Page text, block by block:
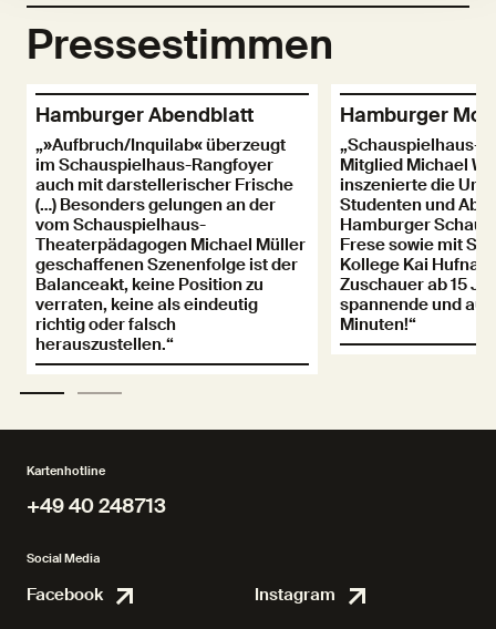
Pressestimmen
Hamburger Abendblatt
„»Aufbruch/Inquilab« überzeugt
im Schauspielhaus-Rangfoyer
auch mit darstellerischer Frische
(…) Besonders gelungen an der
vom Schauspielhaus-
Theaterpädagogen Michael Müller
geschaffenen Szenenfolge ist der
Balanceakt, keine Position zu
verraten, keine als eindeutig
richtig oder falsch
herauszustellen.“
Hamburger
„Schauspielhaus-
Mitglied Michael
inszenierte die
Studenten und
Hamburger
Frese sowie mit
Kollege Kai
Zuschauer ab 15
spannende und
Minuten!“
Kartenhotline
+49 40 248713
Social Media
Facebook FacebookInstagram